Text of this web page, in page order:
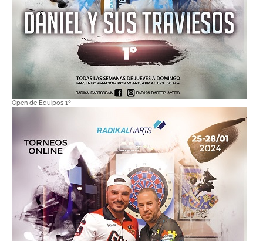
Open de Equipos 1º